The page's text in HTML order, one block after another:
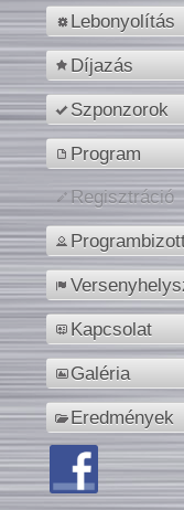
Lebonyolítás
Díjazás
Szponzorok
Program
Regisztráció
Kapcsolat
Galéria
Eredmények